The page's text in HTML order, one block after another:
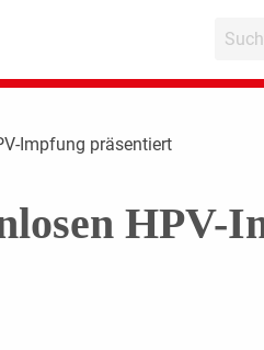
Impfung präsentiert
HPV-